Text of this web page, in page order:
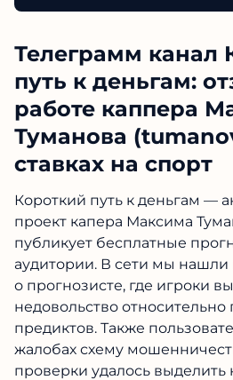
Телеграмм канал
путь к деньгам:
работе каппера
Туманова
ставках на спорт
Короткий путь к деньгам —
проект капера Максима
публикует бесплатные
аудитории. В сети мы нашли
о прогнозисте, где игроки
недовольство
предиктов. Также
жалобах схему
проверки удалось выделить